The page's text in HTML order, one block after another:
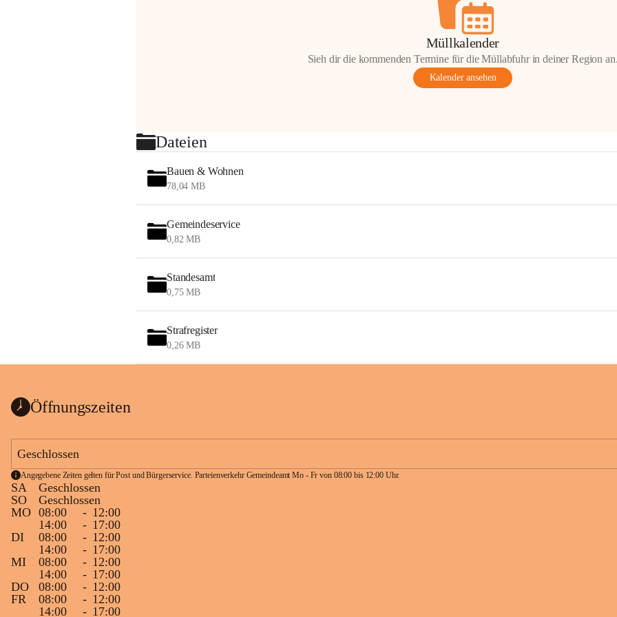
Müllkalender
Sieh dir die kommenden Termine für die Müllabfuhr in deiner Region
Kalender ansehen
Dateien
Bauen & Wohnen
78,04 MB
Gemeindeservice
0,82 MB
Standesamt
0,75 MB
Strafregister
0,26 MB
Öffnungszeiten
Geschlossen
Angegebene Zeiten gelten für Post und Bürgerservice. Parteienverkehr Gemeindeamt Mo - Fr von 08:00 bis 12:00 Uhr.
SA
Geschlossen
SO
Geschlossen
MO 08:00 - 12:00
14:00
- 17:00
DI
08:00 - 12:00
14:00
- 17:00
MI
08:00 - 12:00
14:00
- 17:00
DO
08:00 - 12:00
FR
08:00 - 12:00
14:00
- 17:00